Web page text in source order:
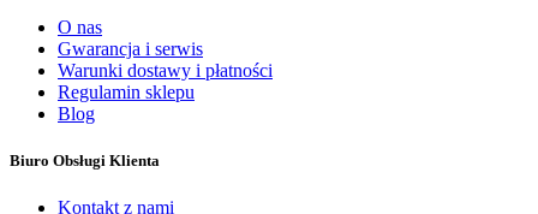
O nas
Gwarancja i serwis
Warunki dostawy i płatności
Regulamin sklepu
Blog
Biuro Obsługi Klienta
Kontakt z nami